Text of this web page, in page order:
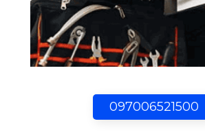
097006521500